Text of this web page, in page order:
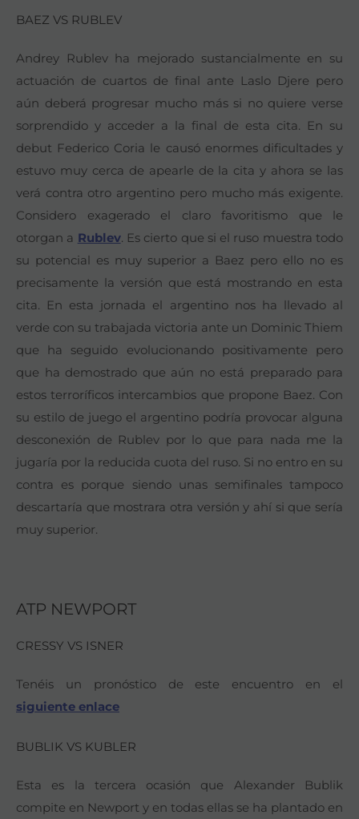
BAEZ VS RUBLEV
Andrey Rublev ha mejorado sustancialmente en su
actuación de cuartos de final ante Laslo Djere pero
aún deberá progresar mucho más si no quiere verse
sorprendido y acceder a la final de esta cita. En su
debut Federico Coria le causó enormes dificultades y
estuvo muy cerca de apearle de la cita y ahora se las
verá contra otro argentino pero mucho más exigente.
Considero exagerado el claro favoritismo que le
otorgan a Rublev. Es cierto que si el ruso muestra todo
su potencial es muy superior a Baez pero ello no es
precisamente la versión que está mostrando en esta
cita. En esta jornada el argentino nos ha llevado al
verde con su trabajada victoria ante un Dominic Thiem
que ha seguido evolucionando positivamente pero
que ha demostrado que aún no está preparado para
estos terroríficos intercambios que propone Baez. Con
su estilo de juego el argentino podría provocar alguna
desconexión de Rublev por lo que para nada me la
jugaría por la reducida cuota del ruso. Si no entro en su
contra es porque siendo unas semifinales tampoco
descartaría que mostrara otra versión y ahí si que sería
muy superior.
ATP NEWPORT
CRESSY VS ISNER
Tenéis un pronóstico de este encuentro en el
siguiente enlace
BUBLIK VS KUBLER
Esta es la tercera ocasión que Alexander Bublik
compite en Newport y en todas ellas se ha plantado en